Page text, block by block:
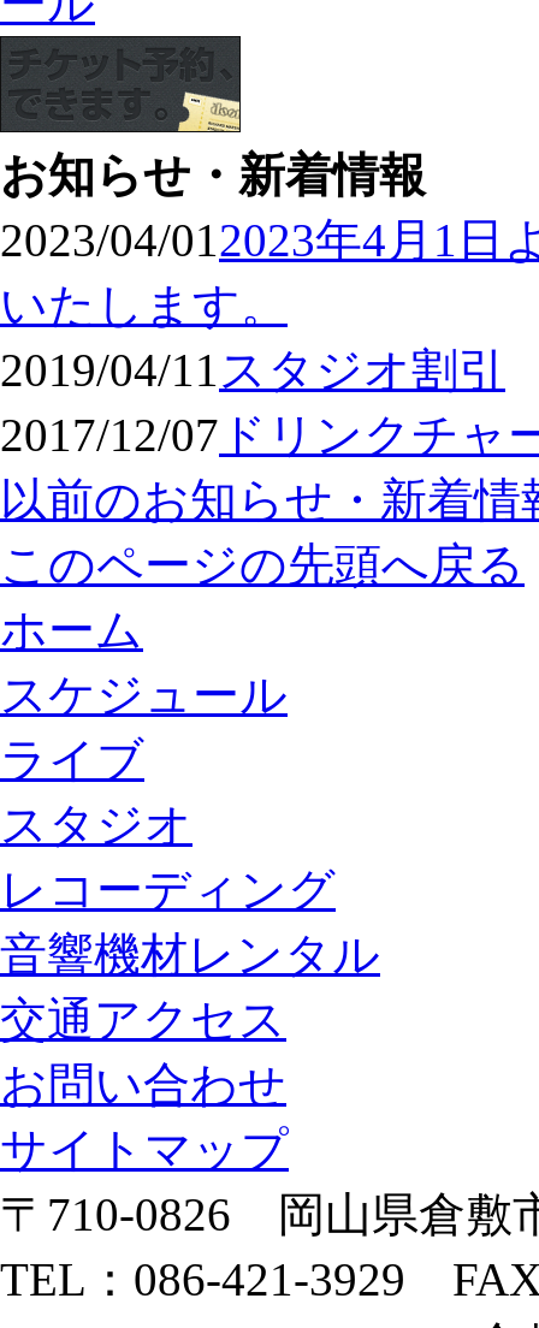
お知らせ・新着情報
2023/04/012023年4月1日
いたします。
2019/04/11 スタジオ割引
2017/12/07 ドリンクチャ
以前のお知らせ・新着情
このページの先頭へ戻る
ホーム
スケジュール
ライブ
スタジオ
レコーディング
音響機材レンタル
交通アクセス
お問い合わせ
サイトマップ
〒710-0826 岡山県倉敷
TEL：086-421-3929